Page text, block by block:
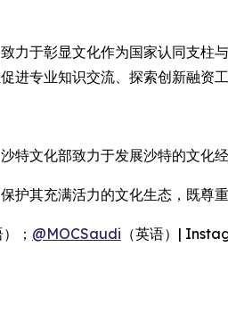
力于彰显文化作为国家认同支
进专业知识交流、探索创新融资
特文化部致力于发展沙特的文化
护其充满活力的文化生态，既尊
）； @MOCSaudi （英语）|